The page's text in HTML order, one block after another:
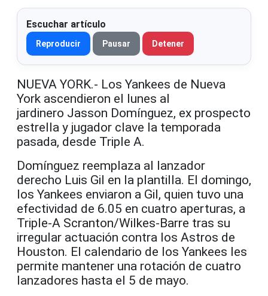
Escuchar artículo
Reproducir Pausar Detener
NUEVA YORK.- Los Yankees de Nueva
York ascendieron el lunes al
jardinero Jasson Domínguez, ex prospecto
estrella y jugador clave la temporada
pasada, desde Triple A.
Domínguez reemplaza al lanzador
derecho Luis Gil en la plantilla. El domingo,
los Yankees enviaron a Gil, quien tuvo una
efectividad de 6.05 en cuatro aperturas, a
Triple-A Scranton/Wilkes-Barre tras su
irregular actuación contra los Astros de
Houston. El calendario de los Yankees les
permite mantener una rotación de cuatro
lanzadores hasta el 5 de mayo.